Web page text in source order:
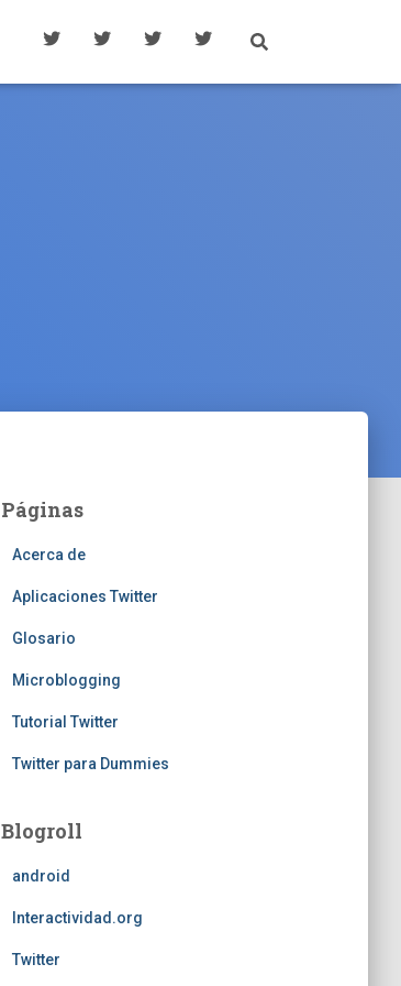
Páginas
Acerca de
Aplicaciones Twitter
Glosario
Microblogging
Tutorial Twitter
Twitter para Dummies
Blogroll
android
Interactividad.org
Twitter